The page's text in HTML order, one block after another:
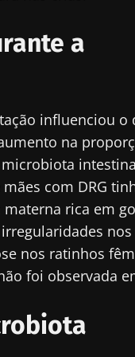
a
influenciou o
na
microbiota
com DRG
rica em
nos
nos ratinhos
foi observada
site
e investigadores
para se manter
sobre a
sobre a
política de